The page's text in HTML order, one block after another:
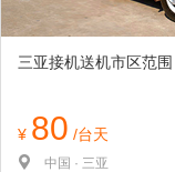
三亚接机送机市区范围
¥ 80 /台天
中国 · 三亚